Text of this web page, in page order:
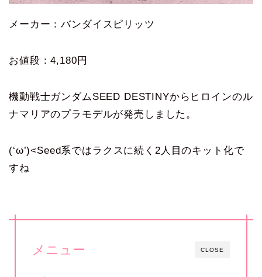
メーカー：バンダイスピリッツ
お値段：4,180円
機動戦士ガンダムSEED DESTINYからヒロインのル
ナマリアのプラモデルが発売しました。
(‘ω’)<Seed系ではラクスに続く2人目のキット化で
すね
CLOSE
メニュー